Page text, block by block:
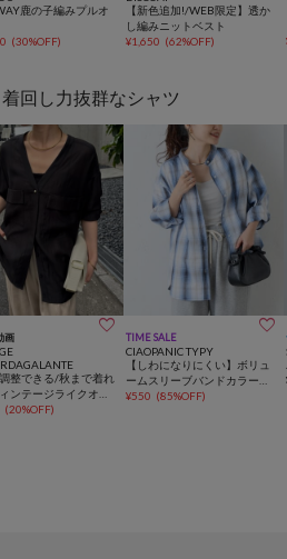
鹿の子編みプルオ
(30%OFF)
【新色追加!/WEB限定】透か
し編みニットベスト
¥1,650 (62%OFF)
回し力抜群なシャツ
画 
調整できる/秋まで着れ
ンテージライクオー
ツ/シアー
(20%OFF)
TIME SALE 
CIAOPANIC TYPY
【しわになりにくい】ボリュ
ームスリーブバンドカラーシ
ャツ/ストライプ/チェック
¥550 (85%OFF)